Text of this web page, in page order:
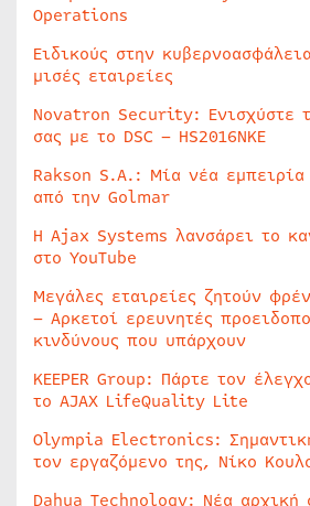
Operations
Ειδικούς στην
μισές εταιρείες
Novatron Security: Ενισχύστε
σας με το DSC – HS2016NKE
Rakson S.A.: Μία νέα εμπειρία
από την Golmar
Η Ajax Systems λανσάρει το
στο YouTube
Μεγάλες εταιρείες ζητούν
– Αρκετοί ερευνητές
κινδύνους που υπάρχουν
KEEPER Group: Πάρτε τον
το AJAX LifeQuality Lite
Olympia Electronics:
τον εργαζόμενο της, Νίκο
Dahua Technology: Νέα αρχική